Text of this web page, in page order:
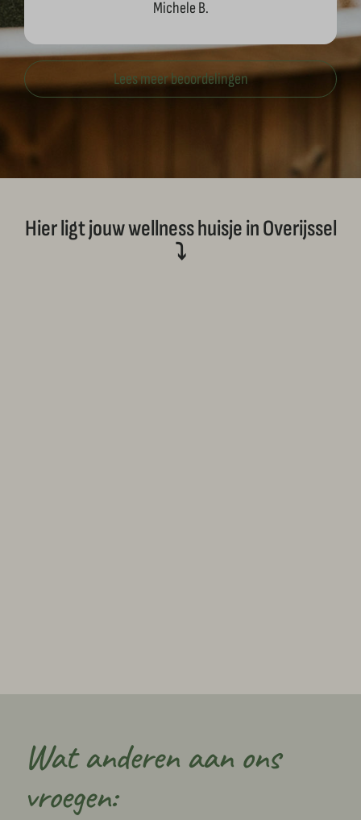
Michele B.
Lees meer beoordelingen
Hier ligt jouw wellness huisje in Overijssel
⤵
Wat anderen aan ons
vroegen: